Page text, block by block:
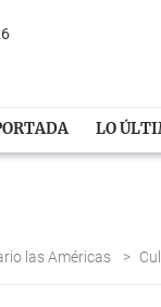
LO
las Américas >